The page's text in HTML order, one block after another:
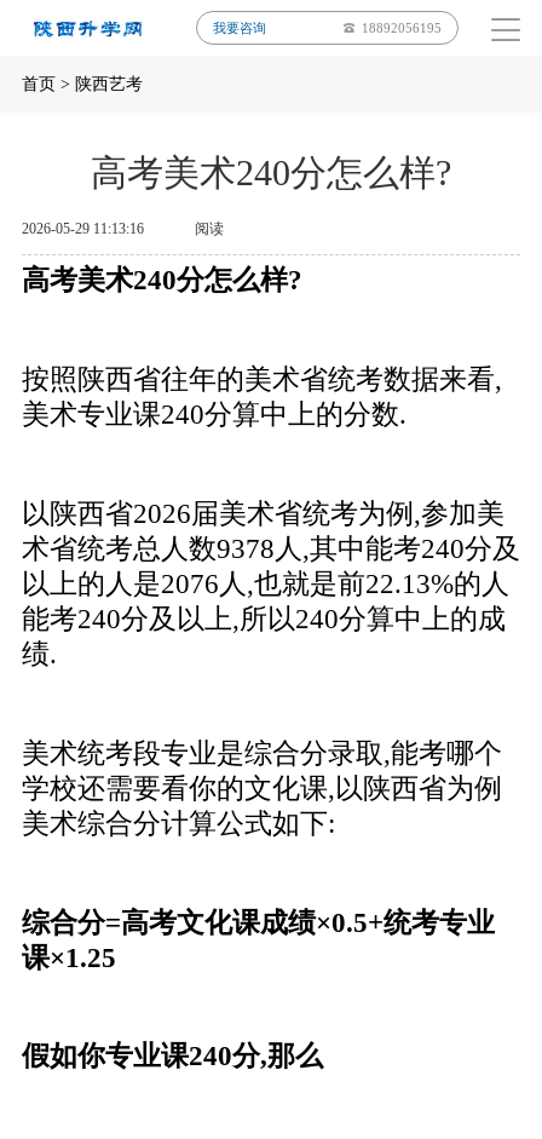
我要咨询 18892056195
首页> 陕西艺考
高考美术240分怎么样?
2026-05-29 11:13:16 阅读
高考美术240分怎么样?
按照陕西省往年的美术省统考数据来看,
美术专业课240分算中上的分数.
以陕西省2026届美术省统考为例,参加美
术省统考总人数9378人,其中能考240分及
以上的人是2076人,也就是前22.13%的人
能考240分及以上,所以240分算中上的成
绩.
美术统考段专业是综合分录取,能考哪个
学校还需要看你的文化课,以陕西省为例
美术综合分计算公式如下:
综合分=高考文化课成绩×0.5+统考专业
课×1.25
假如你专业课240分,那么